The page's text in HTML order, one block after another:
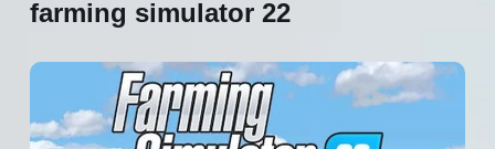
farming simulator 22